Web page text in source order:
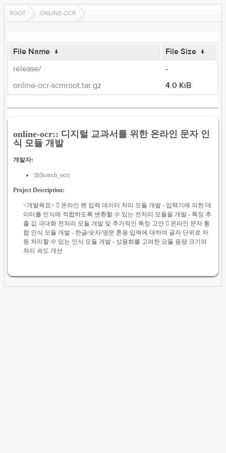
ROOT ONLINE-OCR
File Name ↓ File Size ↓
release/
-
online-ocr-scmroot.tar.gz
4.0 KiB
online-ocr:: 디지털 교과서를 위한 온라인 문자 인
식 모듈 개발
개발자:
코(kotech_ocr)
Project Description:
<개발목표>  온라인 펜 입력 데이터 처리 모듈 개발 - 입력기에 의한 데
이터를 인식에 적합하도록 변환할 수 있는 전처리 모듈을 개발 - 특징 추
출 값 극대화 전처리 모듈 개발 및 추가적인 특징 고안  온라인 문자 통
합 인식 모듈 개발 - 한글/숫자/영문 혼용 입력에 대하여 글자 단위로 자
동 처리할 수 있는 인식 모듈 개발 - 상용화를 고려한 모듈 용량 크기와
처리 속도 개선